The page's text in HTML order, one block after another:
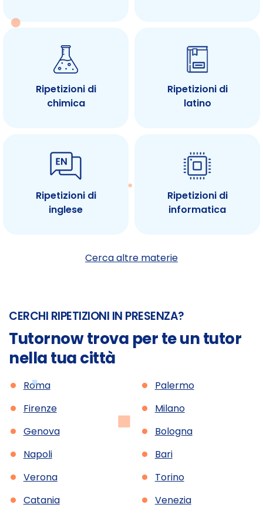
Ripetizioni di
chimica
Ripetizioni di
latino
Ripetizioni di
inglese
Ripetizioni di
informatica
Cerca altre materie
CERCHI RIPETIZIONI IN PRESENZA?
Tutornow trova per te un tutor
nella tua città
• Roma • Palermo
• Firenze • Milano
• Genova • Bologna
• Napoli • Bari
• Verona • Torino
• Catania • Venezia